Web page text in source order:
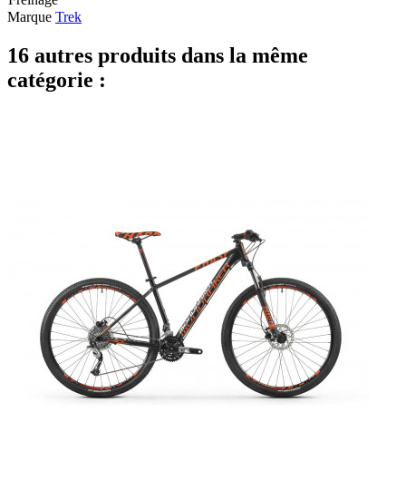
Marque Trek
16 autres produits dans la même
catégorie :